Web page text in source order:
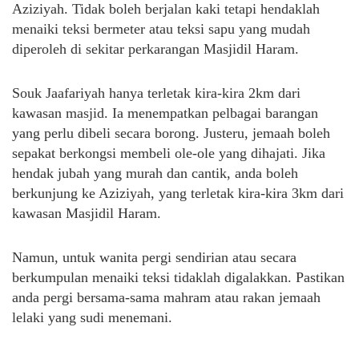
Aziziyah. Tidak boleh berjalan kaki tetapi hendaklah
menaiki teksi bermeter atau teksi sapu yang mudah
diperoleh di sekitar perkarangan Masjidil Haram.
Souk Jaafariyah hanya terletak kira-kira 2km dari
kawasan masjid. Ia menempatkan pelbagai barangan
yang perlu dibeli secara borong. Justeru, jemaah boleh
sepakat berkongsi membeli ole-ole yang dihajati. Jika
hendak jubah yang murah dan cantik, anda boleh
berkunjung ke Aziziyah, yang terletak kira-kira 3km dari
kawasan Masjidil Haram.
Namun, untuk wanita pergi sendirian atau secara
berkumpulan menaiki teksi tidaklah digalakkan. Pastikan
anda pergi bersama-sama mahram atau rakan jemaah
lelaki yang sudi menemani.